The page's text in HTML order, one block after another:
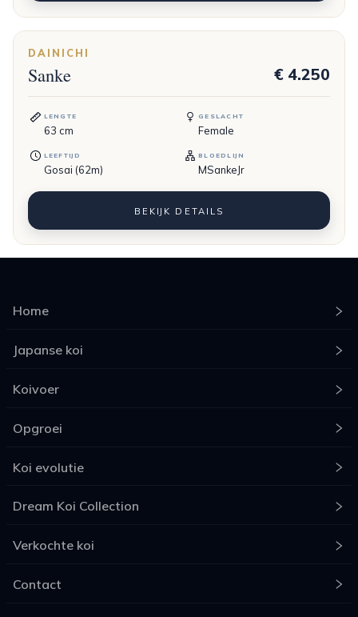
DAINICHI
Sanke € 4.250
LENGTE
63 cm
GESLACHT
Female
LEEFTIJD
Gosai (62m)
BLOEDLIJN
MSankeJr
BEKIJK DETAILS
Home
Japanse koi
Koivoer
Opgroei
Koi evolutie
Dream Koi Collection
Verkochte koi
Contact